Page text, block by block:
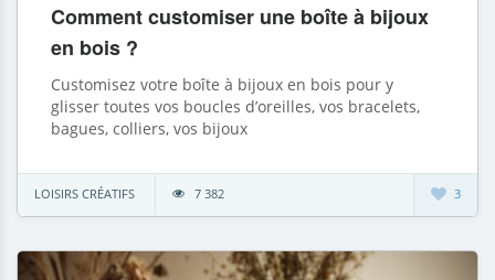
Comment customiser une boîte à bijoux
en bois ?
Customisez votre boîte à bijoux en bois pour y
glisser toutes vos boucles d’oreilles, vos bracelets,
bagues, colliers, vos bijoux
LOISIRS CRÉATIFS 7 382 3